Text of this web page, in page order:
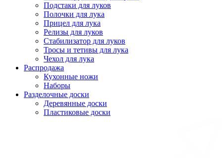
Подстаки для луков
Полочки для лука
Прицел для лука
Релизы для луков
Стабилизатор для луков
Тросы и тетивы для лука
Чехол для лука
Распродажа
Кухонные ножи
Наборы
Разделочные доски
Деревянные доски
Пластиковые доски